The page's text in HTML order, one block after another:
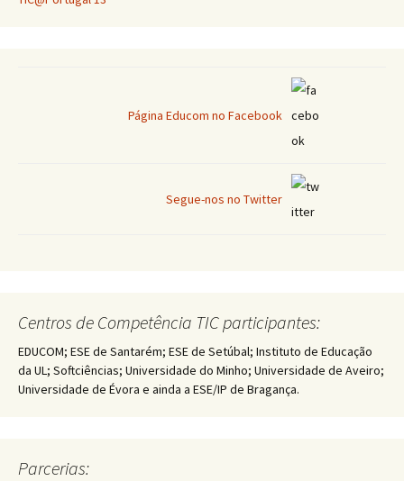
Página Educom no Facebook
Segue-nos no Twitter
Centros de Competência TIC participantes:
EDUCOM; ESE de Santarém; ESE de Setúbal; Instituto de Educação
da UL; Softciências; Universidade do Minho; Universidade de Aveiro;
Universidade de Évora e ainda a ESE/IP de Bragança.
Parcerias: